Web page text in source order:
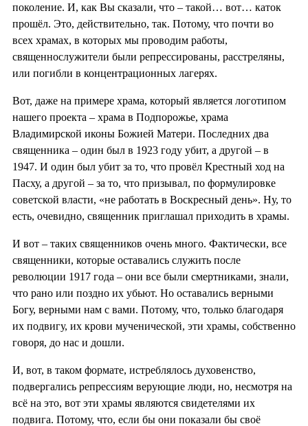
поколение. И, как Вы сказали, что – такой… вот… каток
прошёл. Это, действительно, так. Потому, что почти во
всех храмах, в которых мы проводим работы,
священнослужители были репрессированы, расстреляны,
или погибли в концентрационных лагерях.
Вот, даже на примере храма, который является логотипом
нашего проекта – храма в Подпорожье, храма
Владимирской иконы Божией Матери. Последних два
священника – один был в 1923 году убит, а другой – в
1947. И один был убит за то, что провёл Крестный ход на
Пасху, а другой – за то, что призывал, по формулировке
советской власти, «не работать в Воскресный день». Ну, то
есть, очевидно, священник приглашал приходить в храмы.
И вот – таких священников очень много. Фактически, все
священники, которые оставались служить после
революции 1917 года – они все были смертниками, знали,
что рано или поздно их убьют. Но оставались верными
Богу, верными нам с вами. Потому, что, только благодаря
их подвигу, их крови мученической, эти храмы, собственно
говоря, до нас и дошли.
И, вот, в таком формате, истреблялось духовенство,
подвергались репрессиям верующие люди, но, несмотря на
всё на это, вот эти храмы являются свидетелями их
подвига. Потому, что, если бы они показали бы своё